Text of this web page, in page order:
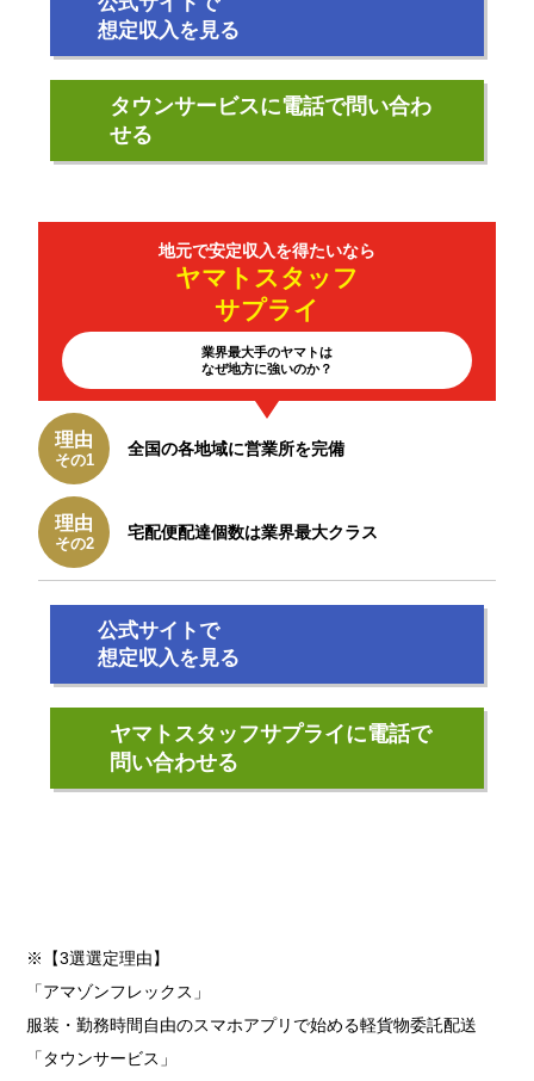
想定収入を見る
タウンサービスに電話で問い合わ
せる
地元で安定収入を得たいなら
ヤマトスタッフ
サプライ
業界最大手のヤマトは
なぜ地方に強いのか？
理由
その1
全国の各地域に営業所を完備
理由
その2
宅配便配達個数は業界最大クラス
公式サイトで
想定収入を見る
ヤマトスタッフサプライに電話で
問い合わせる
※【3選選定理由】
「アマゾンフレックス」
服装・勤務時間自由のスマホアプリで始める軽貨物委託配送
「タウンサービス」